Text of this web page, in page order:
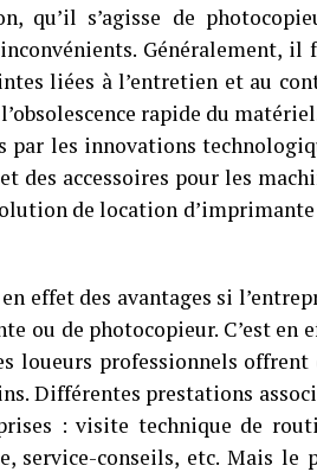
qu’il s’agisse de
Généralement, il
liées à l’entretien et au
rapide du
par les innovations
des accessoires pour les
de location
effet des avantages si
ou de photocopieur. C’est en
loueurs professionnels offrent
Différentes prestations
: visite technique de
service-conseils, etc. Mais le